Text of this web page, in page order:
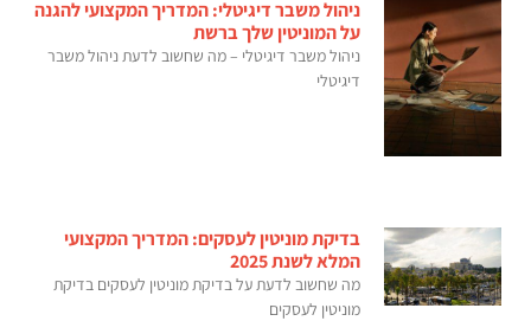
ניהול משבר דיגיטלי: המדריך המקצועי להגנה
על המוניטין שלך ברשת
ניהול משבר דיגיטלי – מה שחשוב לדעת ניהול משבר
דיגיטלי
בדיקת מוניטין לעסקים: המדריך המקצועי
המלא לשנת 2025
מה שחשוב לדעת על בדיקת מוניטין לעסקים בדיקת
מוניטין לעסקים